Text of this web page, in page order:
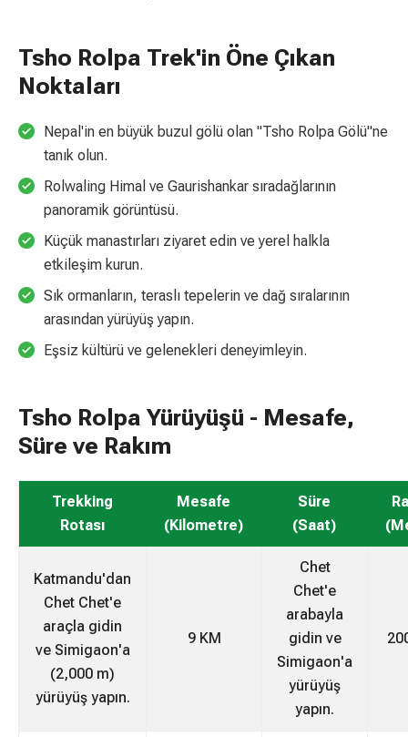
Tsho Rolpa Trek'in Öne Çıkan
Noktaları
Nepal'in en büyük buzul gölü olan "Tsho Rolpa Gölü"ne
tanık olun.
Rolwaling Himal ve Gaurishankar sıradağlarının
panoramik görüntüsü.
Küçük manastırları ziyaret edin ve yerel halkla
etkileşim kurun.
Sık ormanların, teraslı tepelerin ve dağ sıralarının
arasından yürüyüş yapın.
Eşsiz kültürü ve gelenekleri deneyimleyin.
Tsho Rolpa Yürüyüşü - Mesafe,
Süre ve Rakım
Trekking
Rotası
Mesafe
(Kilometre)
Süre
(Saat)
Katmandu'dan
Chet Chet'e
araçla gidin
ve Simigaon'a
(2,000 m)
yürüyüş yapın.
9 KM
Chet
Chet'e
arabayla
gidin ve
Simigaon'a
yürüyüş
yapın.